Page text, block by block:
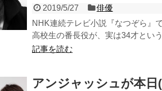
2019/5/27
俳優
NHK連続テレビ小説『なつぞら』
高校生の番長役が、実は34才とい
記事を読む
アンジャッシュが本日